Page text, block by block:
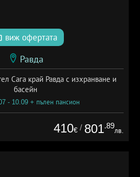
виж офертата
Равда
Сага край Равда с изхранване и
басейн
- 10.09 + пълен пансион
410€ / 801.89
лв.